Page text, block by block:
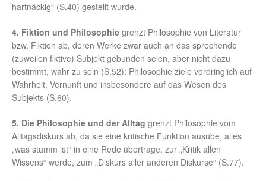
hartnäckig“ (S.40) gestellt wurde.
4. Fiktion und Philosophie grenzt Philosophie von Literatur
bzw. Fiktion ab, deren Werke zwar auch an das sprechende
(zuweilen fiktive) Subjekt gebunden seien, aber nicht dazu
bestimmt, wahr zu sein (S.52); Philosophie ziele vordringlich auf
Wahrheit, Vernunft und insbesondere auf das Wesen des
Subjekts (S.60).
5. Die Philosophie und der Alltag grenzt Philosophie vom
Alltagsdiskurs ab, da sie eine kritische Funktion ausübe, alles
„was stumm ist“ in eine Rede übertrage, zur „Kritik allen
Wissens“ werde, zum „Diskurs aller anderen Diskurse“ (S.77).